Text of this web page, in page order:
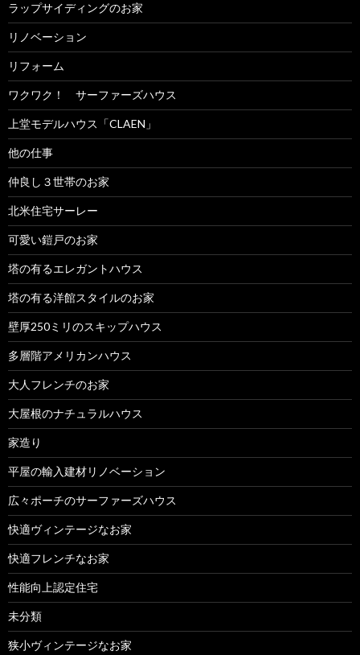
ラップサイディングのお家
リノベーション
リフォーム
ワクワク！ サーファーズハウス
上堂モデルハウス「CLAEN」
他の仕事
仲良し３世帯のお家
北米住宅サーレー
可愛い鎧戸のお家
塔の有るエレガントハウス
塔の有る洋館スタイルのお家
壁厚250ミリのスキップハウス
多層階アメリカンハウス
大人フレンチのお家
大屋根のナチュラルハウス
家造り
平屋の輸入建材リノベーション
広々ポーチのサーファーズハウス
快適ヴィンテージなお家
快適フレンチなお家
性能向上認定住宅
未分類
狭小ヴィンテージなお家